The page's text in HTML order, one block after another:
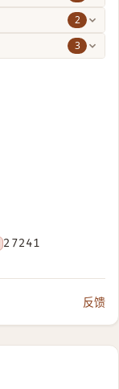
2
3
27241
反馈